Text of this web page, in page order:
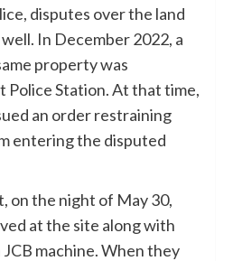
disputes over the land
In December 2022, a
property was
Station. At that time,
an order restraining
entering the disputed
on the night of May 30,
at the site along with
machine. When they